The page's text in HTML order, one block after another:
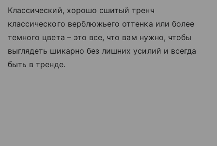
Классический, хорошо сшитый тренч
классического верблюжьего оттенка или более
темного цвета –это все, что вам нужно, чтобы
выглядеть шикарно без лишних усилий и всегда
быть в тренде.